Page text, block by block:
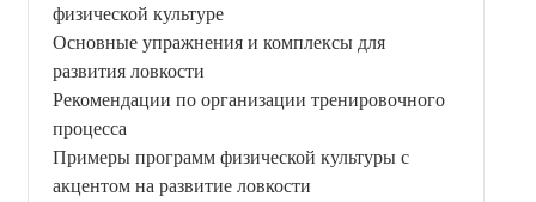
физической культуре
Основные упражнения и комплексы для
развития ловкости
Рекомендации по организации тренировочного
процесса
Примеры программ физической культуры с
акцентом на развитие ловкости